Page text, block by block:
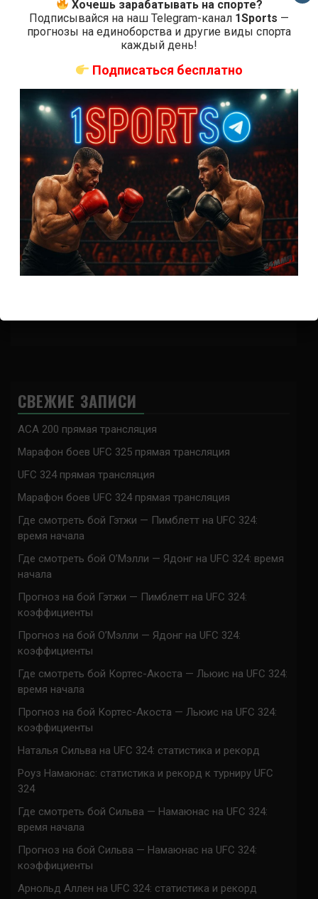
2 недели тому назад Решит Сабитов
Подписаться
{} [+]
0КОММЕНТАРИЕВ
СВЕЖИЕ ЗАПИСИ
ACA 200 прямая трансляция
Марафон боев UFC 325 прямая трансляция
UFC 324 прямая трансляция
Марафон боев UFC 324 прямая трансляция
Где смотреть бой Гэтжи — Пимблетт на UFC 324:
время начала
Где смотреть бой О’Мэлли — Ядонг на UFC 324: время
начала
Прогноз на бой Гэтжи — Пимблетт на UFC 324:
коэффициенты
Прогноз на бой О’Мэлли — Ядонг на UFC 324:
коэффициенты
Где смотреть бой Кортес-Акоста — Льюис на UFC 324:
время начала
Прогноз на бой Кортес-Акоста — Льюис на UFC 324:
коэффициенты
Наталья Сильва на UFC 324: статистика и рекорд
Роуз Намаюнас: статистика и рекорд к турниру UFC
324
Где смотреть бой Сильва — Намаюнас на UFC 324:
время начала
Прогноз на бой Сильва — Намаюнас на UFC 324:
коэффициенты
Арнольд Аллен на UFC 324: статистика и рекорд
Хочешь зарабатывать на спорте?
Подписывайся на наш Telegram-канал 1Sports —
прогнозы на единоборства и другие виды спорта
каждый день!
Подписаться бесплатно